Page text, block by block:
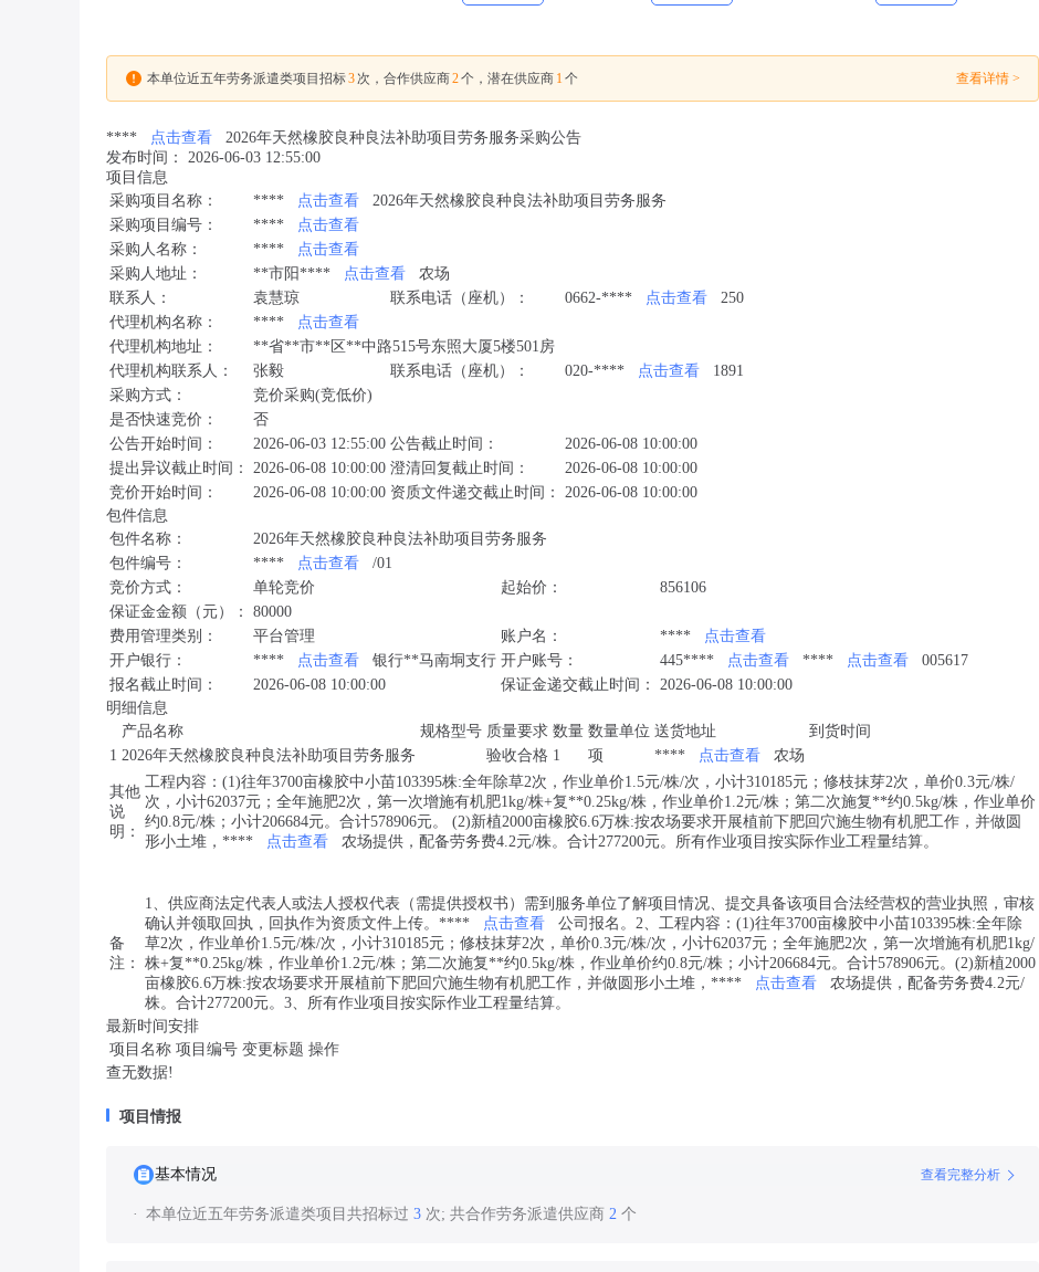
本单位近五年劳务派遣类项目招标3 次，合作供应商2个，潜在供应商 1 个 查看详情 >
**** 点击查看
2026年天然橡胶良种良法补助项目劳务服务采购公告
发布时间： 2026-06-03 12:55:00
项目信息
采购项目名称：
**** 点击查看
2026年天然橡胶良种良法补助项目劳务服务
采购项目编号：
****
点击查看
采购人名称：
****
点击查看
采购人地址：
**市阳**** 点击查看
农场
联系人：
袁慧琼 联系电话（座机）： 0662-**** 点击查看
250
代理机构名称：
****
点击查看
代理机构地址：
**省**市**区**中路515号东照大厦5楼501房
代理机构联系人：
张毅 联系电话（座机）： 020-**** 点击查看
1891
采购方式：
竞价采购(竞低价)
是否快速竞价：
否
公告开始时间：
2026-06-03 12:55:00 公告截止时间：
2026-06-08 10:00:00
提出异议截止时间：
2026-06-08 10:00:00 澄清回复截止时间：
2026-06-08 10:00:00
竞价开始时间：
2026-06-08 10:00:00 资质文件递交截止时间：
2026-06-08 10:00:00
包件信息
包件名称：
2026年天然橡胶良种良法补助项目劳务服务
包件编号：
**** 点击查看
/01
竞价方式：
单轮竞价 起始价：
856106
保证金金额（元）：
80000
费用管理类别：
平台管理 账户名： ****
点击查看
开户银行：
**** 点击查看 银行**马南垌支行 开户账号： 445**** 点击查看 **** 点击查看
005617
报名截止时间：
2026-06-08 10:00:00 保证金递交截止时间：
2026-06-08 10:00:00
明细信息
产品名称
规格型号 质量要求 数量 数量单位 送货地址
到货时间
1 2026年天然橡胶良种良法补助项目劳务服务 验收合格 1 项 **** 点击查看 农场
其他
说
明：
工程内容：(1)往年3700亩橡胶中小苗103395株:全年除草2次，作业单价1.5元/株/次，小计310185元；修枝抹芽2次，单价0.3元/株/
次，小计62037元；全年施肥2次，第一次增施有机肥1kg/株+复**0.25kg/株，作业单价1.2元/株；第二次施复**约0.5kg/株，作业单价
约0.8元/株；小计206684元。合计578906元。 (2)新植2000亩橡胶6.6万株:按农场要求开展植前下肥回穴施生物有机肥工作，并做圆
形小土堆，****
点击查看 农场提供，配备劳务费4.2元/株。合计277200元。所有作业项目按实际作业工程量结算。
备
注：
1、供应商法定代表人或法人授权代表（需提供授权书）需到服务单位了解项目情况、提交具备该项目合法经营权的营业执照，审核
确认并领取回执，回执作为资质文件上传。****
点击查看
公司报名。2、工程内容：(1)往年3700亩橡胶中小苗103395株:全年除
草2次，作业单价1.5元/株/次，小计310185元；修枝抹芽2次，单价0.3元/株/次，小计62037元；全年施肥2次，第一次增施有机肥1kg/
株+复**0.25kg/株，作业单价1.2元/株；第二次施复**约0.5kg/株，作业单价约0.8元/株；小计206684元。合计578906元。(2)新植2000
亩橡胶6.6万株:按农场要求开展植前下肥回穴施生物有机肥工作，并做圆形小土堆，****
点击查看
农场提供，配备劳务费4.2元/
株。合计277200元。3、所有作业项目按实际作业工程量结算。
最新时间安排
项目名称 项目编号 变更标题 操作
查无数据!
项目情报
基本情况 查看完整分析
本单位近五年劳务派遣类项目共招标过 3 次; 共合作劳务派遣供应商 2 个